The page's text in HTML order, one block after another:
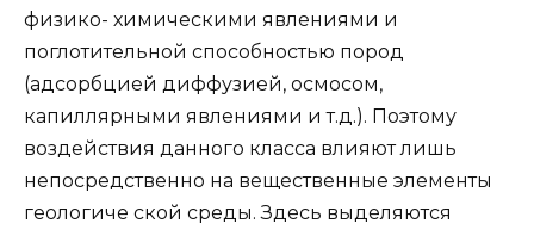
физико- химическими явлениями и
поглотительной способностью пород
(адсорбцией диффузией, осмосом,
капиллярными явлениями и т.д.). Поэтому
воздействия данного класса влияют лишь
непосредственно на вещественные элементы
геологиче ской среды. Здесь выделяются